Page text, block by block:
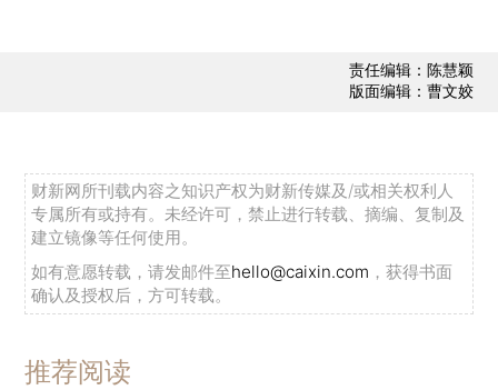
责任编辑：陈慧颖
版面编辑：曹文姣
财新网所刊载内容之知识产权为财新传媒及/或相关权利人
专属所有或持有。未经许可，禁止进行转载、摘编、复制及
建立镜像等任何使用。
如有意愿转载，请发邮件至hello@caixin.com ，获得书面
确认及授权后，方可转载。
推荐阅读